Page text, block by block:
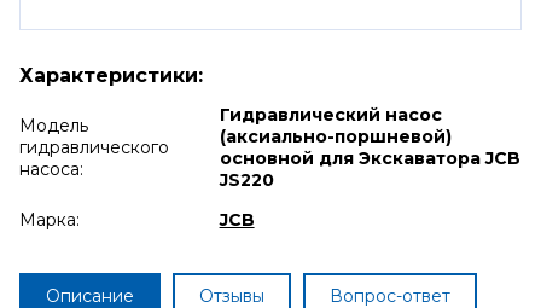
Характеристики:
Модель
гидравлического
насоса:
Гидравлический насос
(аксиально-поршневой)
основной для Экскаватора JCB
JS220
Марка:
JCB
Описание Отзывы Вопрос-ответ